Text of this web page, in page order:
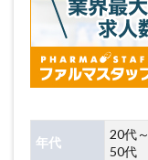
年代
20代～
50代